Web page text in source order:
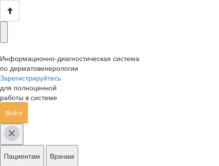
Информационно-диагностическая система
по дерматовенерологии
Зарегистрируйтесь
для полноценной
работы в системе
Войти
Пациентам
Врачам